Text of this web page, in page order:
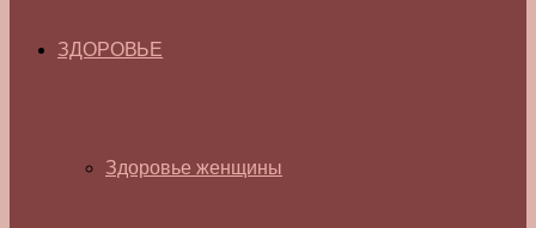
ЗДОРОВЬЕ
Здоровье женщины